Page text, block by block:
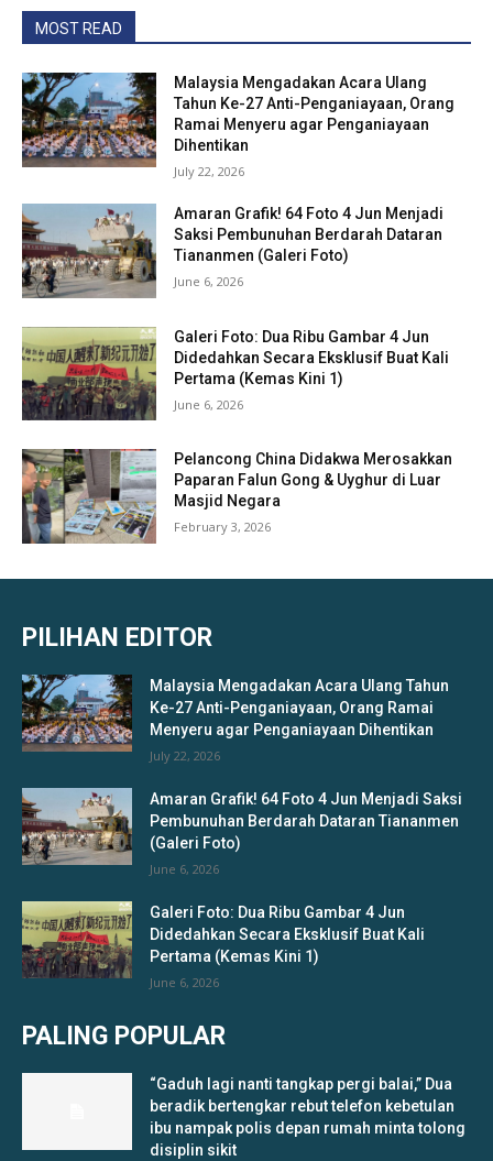
MOST READ
Malaysia Mengadakan Acara Ulang
Tahun Ke-27 Anti-Penganiayaan, Orang
Ramai Menyeru agar Penganiayaan
Dihentikan
July 22, 2026
Amaran Grafik! 64 Foto 4 Jun Menjadi
Saksi Pembunuhan Berdarah Dataran
Tiananmen (Galeri Foto)
June 6, 2026
Galeri Foto: Dua Ribu Gambar 4 Jun
Didedahkan Secara Eksklusif Buat Kali
Pertama (Kemas Kini 1)
June 6, 2026
Pelancong China Didakwa Merosakkan
Paparan Falun Gong & Uyghur di Luar
Masjid Negara
February 3, 2026
PILIHAN EDITOR
Malaysia Mengadakan Acara Ulang Tahun
Ke-27 Anti-Penganiayaan, Orang Ramai
Menyeru agar Penganiayaan Dihentikan
July 22, 2026
Amaran Grafik! 64 Foto 4 Jun Menjadi Saksi
Pembunuhan Berdarah Dataran Tiananmen
(Galeri Foto)
June 6, 2026
Galeri Foto: Dua Ribu Gambar 4 Jun
Didedahkan Secara Eksklusif Buat Kali
Pertama (Kemas Kini 1)
June 6, 2026
PALING POPULAR
“Gaduh lagi nanti tangkap pergi balai,” Dua
beradik bertengkar rebut telefon kebetulan
ibu nampak polis depan rumah minta tolong
disiplin sikit